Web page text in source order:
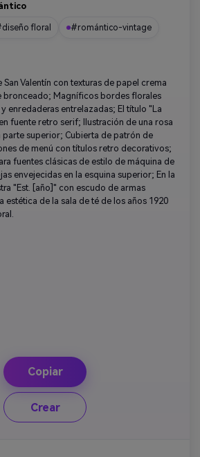
floral #romántico-vintage
San Valentín con texturas de papel crema
bronceado; Magníficos bordes florales
enredaderas entrelazadas; El título "La
fuente retro serif; Ilustración de una rosa
parte superior; Cubierta de patrón de
de menú con títulos retro decorativos;
fuentes clásicas de estilo de máquina de
envejecidas en la esquina superior; En la
"Est. [año]" con escudo de armas
estética de la sala de té de los años 1920
Copiar
Crear